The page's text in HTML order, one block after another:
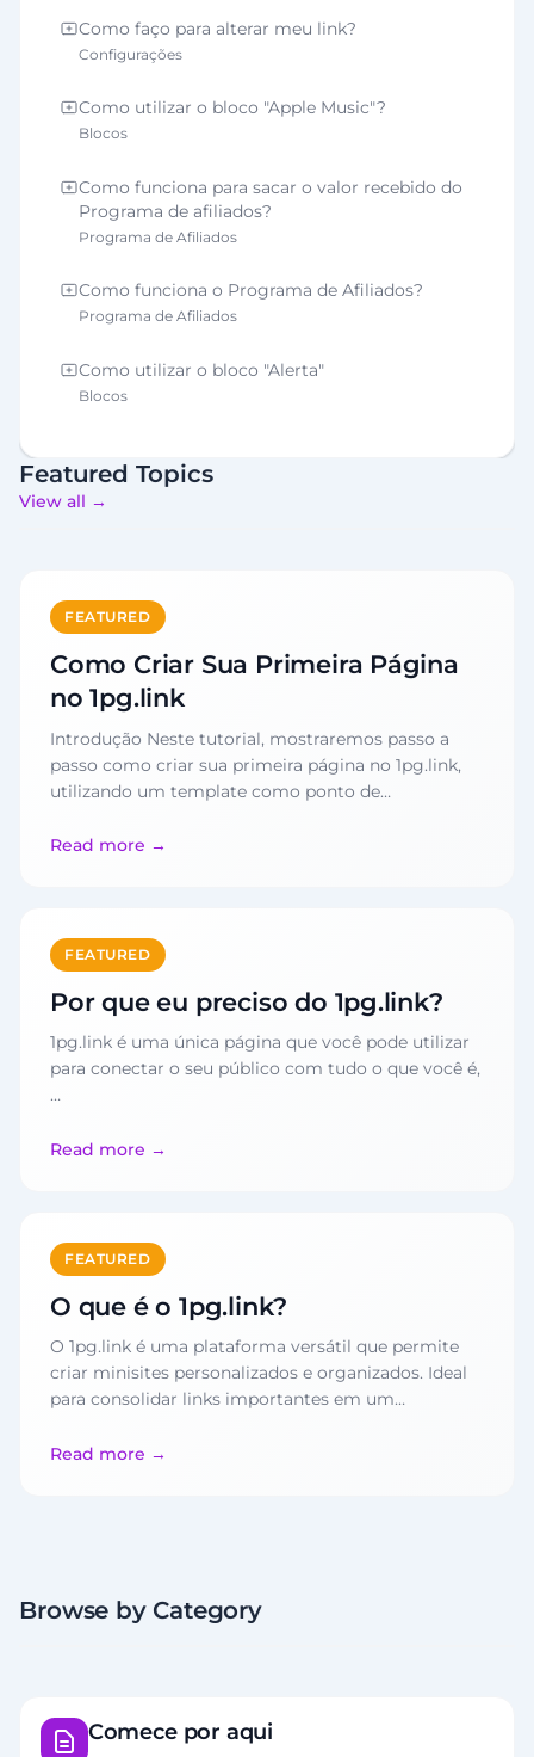
Como faço para alterar meu link?
Configurações
Como utilizar o bloco "Apple Music"?
Blocos
Como funciona para sacar o valor recebido do
Programa de afiliados?
Programa de Afiliados
Como funciona o Programa de Afiliados?
Programa de Afiliados
Como utilizar o bloco "Alerta"
Blocos
Featured Topics
View all →
FEATURED
Como Criar Sua Primeira Página
no 1pg.link
Introdução Neste tutorial, mostraremos passo a
passo como criar sua primeira página no 1pg.link,
utilizando um template como ponto de…
Read more
FEATURED
Por que eu preciso do 1pg.link?
1pg.link é uma única página que você pode utilizar
para conectar o seu público com tudo o que você é,
…
Read more
FEATURED
O que é o 1pg.link?
O 1pg.link é uma plataforma versátil que permite
criar minisites personalizados e organizados. Ideal
para consolidar links importantes em um…
Read more
Browse by Category
Comece por aqui